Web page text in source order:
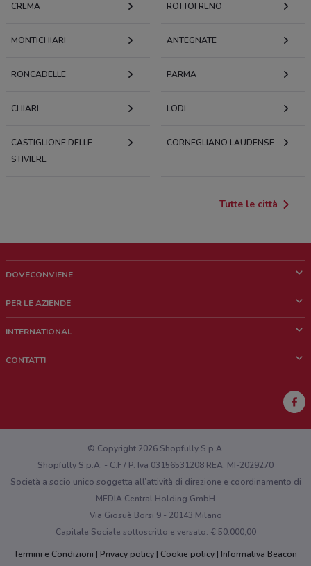
CREMA ROTTOFRENO
MONTICHIARI ANTEGNATE
RONCADELLE PARMA
CHIARI LODI
CASTIGLIONE DELLE
STIVIERE
CORNEGLIANO LAUDENSE
Tutte le città
DOVECONVIENE
Chi siamo
Lavora con noi
PER LE AZIENDE
Richieste commerciali e marketing
INTERNATIONAL
CONTATTI
Hai un malfunzionamento sul web o sull'app?
© Copyright 2026 Shopfully S.p.A.
Shopfully S.p.A. - C.F / P. Iva 03156531208 REA: MI-2029270
Società a socio unico soggetta all’attività di direzione e coordinamento di
MEDIA Central Holding GmbH
Via Giosuè Borsi 9 - 20143 Milano
Capitale Sociale sottoscritto e versato: € 50.000,00
Termini e Condizioni
Privacy policy Cookie policy
Informativa Beacon